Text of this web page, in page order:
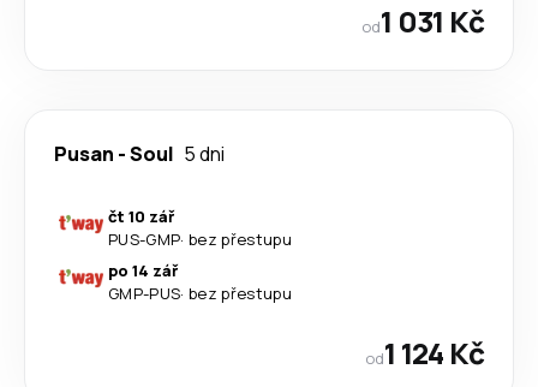
od1 031 Kč
Pusan -Soul 5 dni
čt 10 zář
PUS-GMP· bez přestupu
po 14 zář
GMP-PUS· bez přestupu
od1 124 Kč